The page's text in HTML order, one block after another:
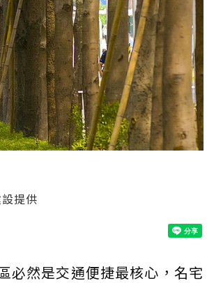
提供
必然是交通便捷最核心，名宅